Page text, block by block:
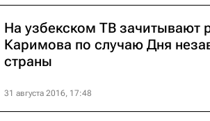
На узбекском ТВ зачитывают
Каримова по случаю Дня
страны
31 августа 2016, 17:48